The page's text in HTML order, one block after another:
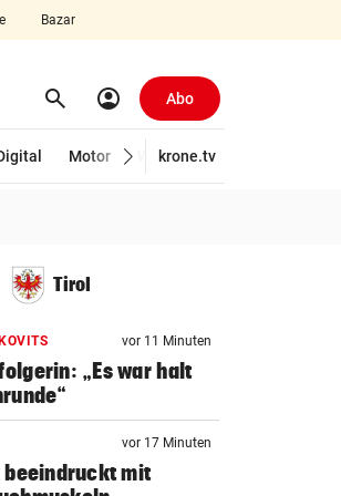
Bazar
search Suchen
account_circle Abo
Motor Wirtschaft
krone.tv
Tirol
vor 11 Minuten
„Es war halt
vor 17 Minuten
beeindruckt mit